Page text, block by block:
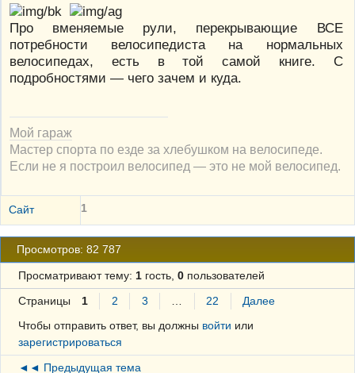
Про вменяемые рули, перекрывающие ВСЕ
потребности велосипедиста на нормальных
велосипедах, есть в той самой книге. С
подробностями — чего зачем и куда.
Мой гараж
Мастер спорта по езде за хлебушком на велосипеде.
Если не я построил велосипед — это не мой велосипед.
Сайт 1
Просмотров: 82 787
Просматривают тему: 1гость, 0пользователей
Страницы 1 2 3 22
Далее
Чтобы отправить ответ, вы должны войти или
зарегистрироваться
◄◄ Предыдущая тема